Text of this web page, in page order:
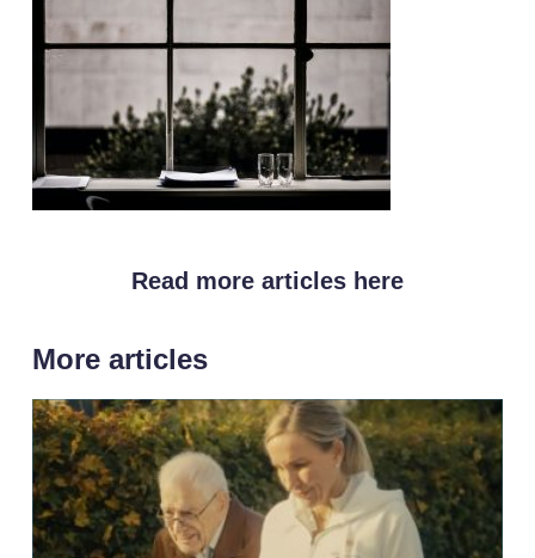
Read more articles here
More articles